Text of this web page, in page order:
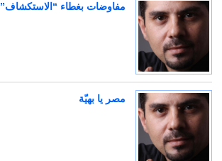
مفاوضات بغطاء “الاستكشاف”
مصر يا بهيّة